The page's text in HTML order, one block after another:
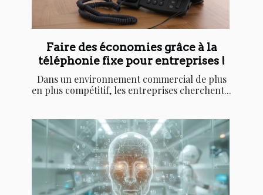
Faire des économies grâce à la
téléphonie fixe pour entreprises !
Dans un environnement commercial de plus
en plus compétitif, les entreprises cherchent...